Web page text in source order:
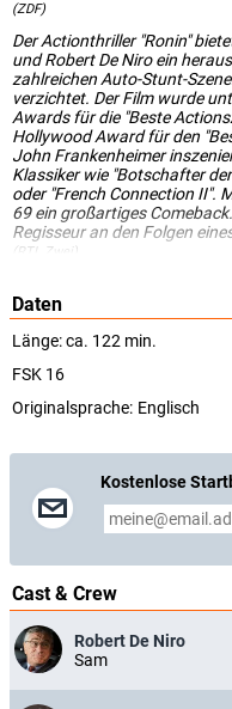
(ZDF)
Der Actionthriller "Ronin"
und Robert De Niro ein
zahlreichen Auto-Stunt-
verzichtet. Der Film wurde
Awards für die "Beste
Hollywood Award für den
John Frankenheimer
Klassiker wie "Botschafter
oder "French Connection II".
69 ein großartiges
Regisseur an den Folgen
(RTL Zwei)
Daten
Länge: ca. 122 min.
FSK 16
Originalsprache: Englisch
Kostenlose
Cast & Crew
Robert De Niro
Sam